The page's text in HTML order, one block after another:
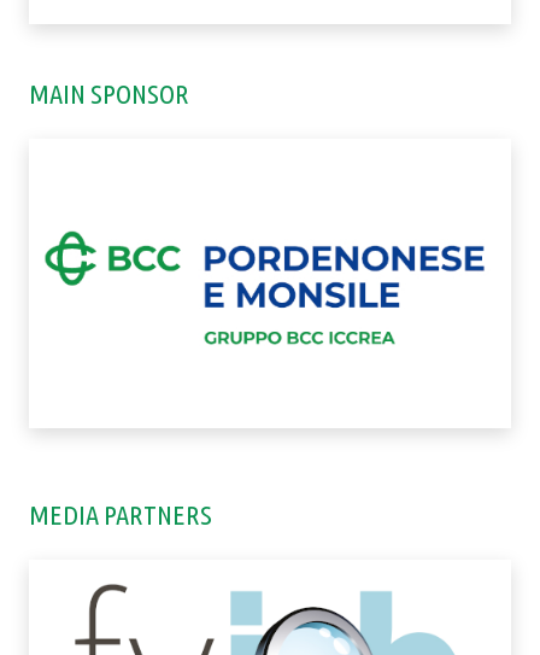
MAIN SPONSOR
MEDIA PARTNERS